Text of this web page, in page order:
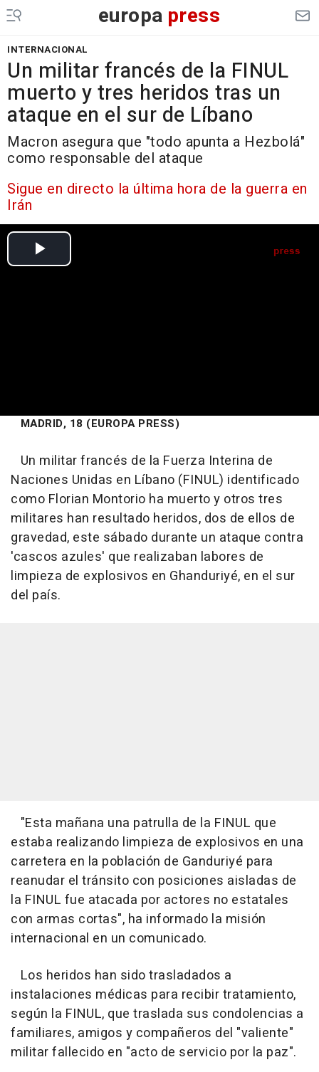
europa press
INTERNACIONAL
Un militar francés de la FINUL
muerto y tres heridos tras un
ataque en el sur de Líbano
Macron asegura que "todo apunta a Hezbolá"
como responsable del ataque
Sigue en directo la última hora de la guerra en
Irán
MADRID, 18 (EUROPA PRESS)
Un militar francés de la Fuerza Interina de
Naciones Unidas en Líbano (FINUL) identificado
como Florian Montorio ha muerto y otros tres
militares han resultado heridos, dos de ellos de
gravedad, este sábado durante un ataque contra
'cascos azules' que realizaban labores de
limpieza de explosivos en Ghanduriyé, en el sur
del país.
"Esta mañana una patrulla de la FINUL que
estaba realizando limpieza de explosivos en una
carretera en la población de Ganduriyé para
reanudar el tránsito con posiciones aisladas de
la FINUL fue atacada por actores no estatales
con armas cortas", ha informado la misión
internacional en un comunicado.
Los heridos han sido trasladados a
instalaciones médicas para recibir tratamiento,
según la FINUL, que traslada sus condolencias a
familiares, amigos y compañeros del "valiente"
militar fallecido en "acto de servicio por la paz".